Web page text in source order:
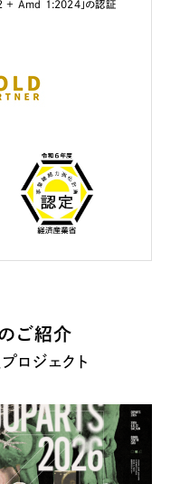
+ Amd 1:2024」の認証
ご紹介
ロジェクト